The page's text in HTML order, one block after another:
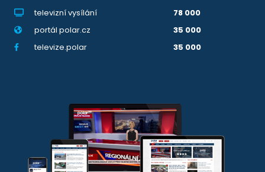
televizní vysílání
78 000
portál polar.cz
35 000
televize.polar
35 000